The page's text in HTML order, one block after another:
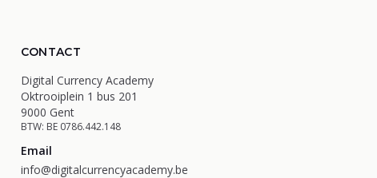
CONTACT
Digital Currency Academy
Oktrooiplein 1 bus 201
9000 Gent
BTW: BE 0786.442.148
Email
info@digitalcurrencyacademy.be